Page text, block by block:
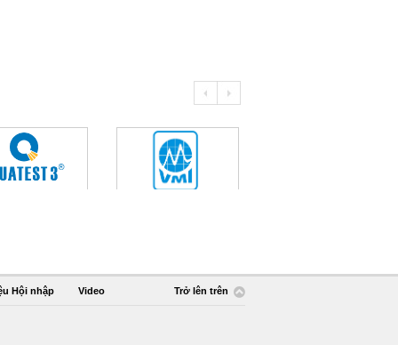
Hội nhập Video Trở lên trên